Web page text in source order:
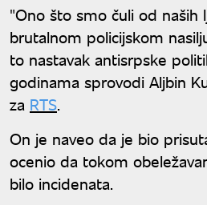
"Ono što smo čuli od naših
brutalnom policijskom
to nastavak antisrpske
godinama sprovodi Aljbin
za RTS.
On je naveo da je bio
ocenio da tokom
bilo incidenata.